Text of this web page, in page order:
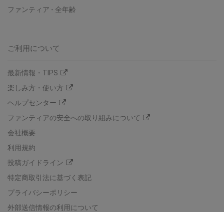
ファンティア - 全年齢
ご利用について
最新情報・TIPS
楽しみ方・使い方
ヘルプセンター
ファンティアの安全への取り組みについて
会社概要
利用規約
投稿ガイドライン
特定商取引法に基づく表記
プライバシーポリシー
外部送信情報の利用について